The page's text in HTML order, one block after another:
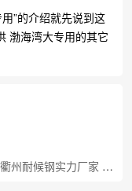
”的介绍就先说到这
渤海湾大专用的其它
下一个：衢州耐候钢实力厂家 工程专用板材